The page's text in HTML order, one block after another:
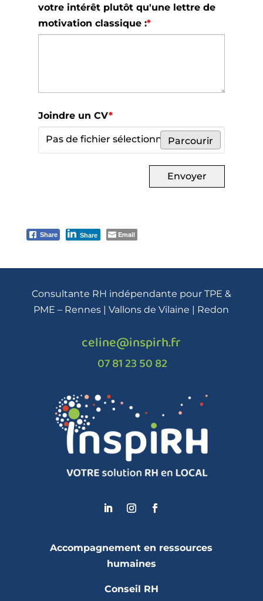
votre intérêt plutôt qu'une lettre de
motivation classique :*
Joindre un CV*
Pas de fichier sélectionné Parcourir
Envoyer
Share Share Email
Consultante RH indépendante pour TPE &
PME – Rennes | Vallons de Vilaine | Redon
celine@inspirh.fr
07 81 23 50 82
Accompagnement en ressources
humaines
Conseil RH